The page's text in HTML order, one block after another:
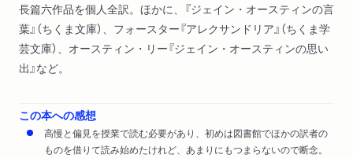
長篇六作品を個人全訳。ほかに、『ジェイン・オースティンの言
葉』（ちくま文庫）、フォースター『アレクサンドリア』（ちくま学
芸文庫）、オースティン・リー『ジェイン・オースティンの思い
出』など。
この本への感想
高慢と偏見を授業で読む必要があり、初めは図書館でほかの訳者の
ものを借りて読み始めたけれど、あまりにもつまらないので断念。